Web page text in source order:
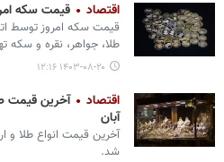
اقتصاد قیمت سکه امروز
قیمت سکه امروز توسط
طلا، جواهر، نقره و سکه
۱۴۰۳-۰۸-۲۰ ۱۲:۱۶
اقتصاد
آبان
آخرین قیمت انواع طلا و
شد.